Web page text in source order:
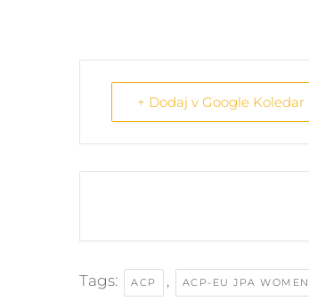
+ Dodaj v Google Koledar
Tags: ACP , ACP-EU JPA